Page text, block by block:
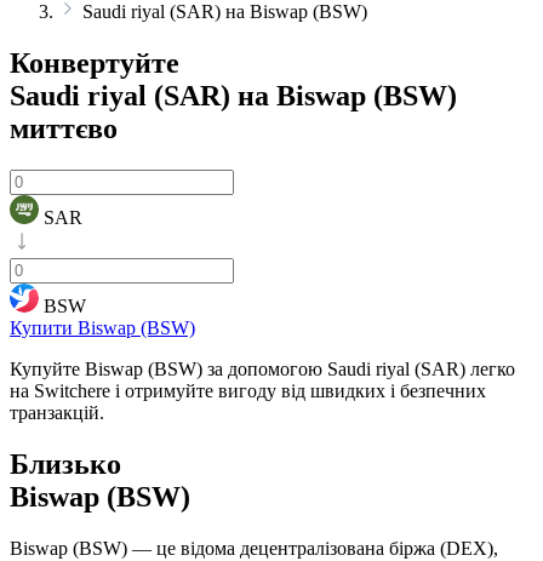
Saudi riyal (SAR) на Biswap (BSW)
Конвертуйте
Saudi riyal (SAR) на Biswap (BSW)
миттєво
SAR
BSW
Купити Biswap (BSW)
Купуйте Biswap (BSW) за допомогою Saudi riyal (SAR) легко
на Switchere і отримуйте вигоду від швидких і безпечних
транзакцій.
Близько
Biswap (BSW)
Biswap (BSW) — це відома децентралізована біржа (DEX),